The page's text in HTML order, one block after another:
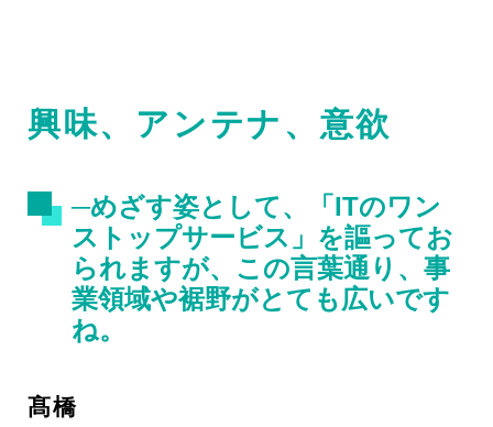
興味、アンテナ、意欲
─めざす姿として、「ITのワン
ストップサービス」を謳ってお
られますが、この言葉通り、事
業領域や裾野がとても広いです
ね。
髙橋